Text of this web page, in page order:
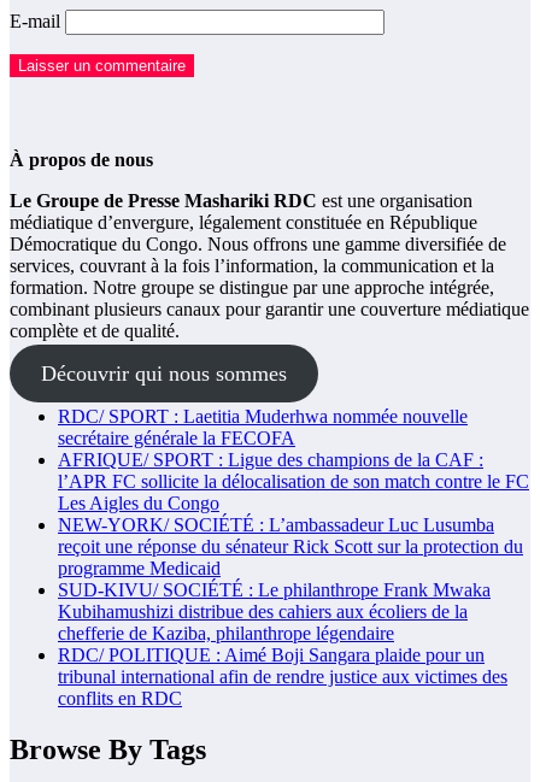
E-mail
À propos de nous
Le Groupe de Presse Mashariki RDC est une organisation
médiatique d’envergure, légalement constituée en République
Démocratique du Congo. Nous offrons une gamme diversifiée de
services, couvrant à la fois l’information, la communication et la
formation. Notre groupe se distingue par une approche intégrée,
combinant plusieurs canaux pour garantir une couverture médiatique
complète et de qualité.
Découvrir qui nous sommes
RDC/ SPORT : Laetitia Muderhwa nommée nouvelle
secrétaire générale la FECOFA
AFRIQUE/ SPORT : Ligue des champions de la CAF :
l’APR FC sollicite la délocalisation de son match contre le FC
Les Aigles du Congo
NEW-YORK/ SOCIÉTÉ : L’ambassadeur Luc Lusumba
reçoit une réponse du sénateur Rick Scott sur la protection du
programme Medicaid
SUD-KIVU/ SOCIÉTÉ : Le philanthrope Frank Mwaka
Kubihamushizi distribue des cahiers aux écoliers de la
chefferie de Kaziba, philanthrope légendaire
RDC/ POLITIQUE : Aimé Boji Sangara plaide pour un
tribunal international afin de rendre justice aux victimes des
conflits en RDC
Browse By Tags